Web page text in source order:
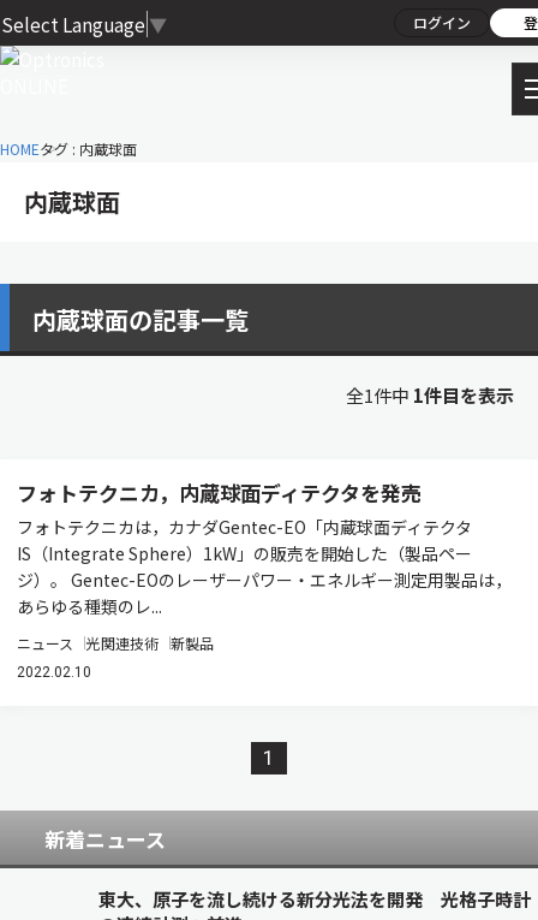
Select Language ▼ ログイン
HOMEタグ : 内蔵球⾯
内蔵球⾯
内蔵球⾯の記事一覧
全1件中 1件目を表示
フォトテクニカ，内蔵球⾯ディテクタを発売
フォトテクニカは，カナダGentec-EO「内蔵球⾯ディテクタ
IS（Integrate Sphere）1kW」の販売を開始した（製品ペー
ジ）。 Gentec-EOのレーザーパワー・エネルギー測定用製品は，
あらゆる種類のレ...
ニュース 光関連技術 新製品
2022.02.10
1
新着ニュース
東大、原子を流し続ける新分光法を開発 光格子時計